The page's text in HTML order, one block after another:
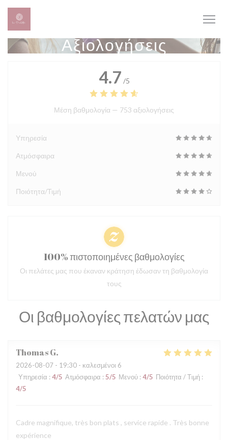
Πίνακας διαχείρισης "Μπισκότων" (Cookies)
Αξιολογήσεις
Οι βαθμολογίες πελατών μας
ThomasG
2026-08-07 - 19:30 - καλεσμένοι 6
Υπηρεσία : 4/5 Ατμόσφαιρα : 5/5 Μενού : 4/5 Ποιότητα / Τιμή :
4/5
Cadre magnifique, très bon plats , service rapide . Très bonne
expérience
4.7 /5
Μέση βαθμολογία — 753 αξιολογήσεις
Υπηρεσία
Ατμόσφαιρα
Μενού
Ποιότητα/Τιμή
100% πιστοποιημένες βαθμολογίες
Οι πελάτες μας που έκαναν κράτηση έδωσαν τη βαθμολογία
τους